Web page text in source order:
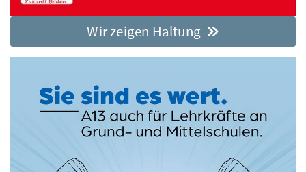
Wir zeigen Haltung